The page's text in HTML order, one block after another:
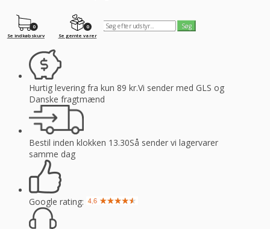
0
Se gemte varer
0
Se indkøbskurv
Hurtig levering fra kun 89 kr.Vi sender med GLS og
Danske fragtmænd
Bestil inden klokken 13.30Så sender vi lagervarer
samme dag
Google rating: